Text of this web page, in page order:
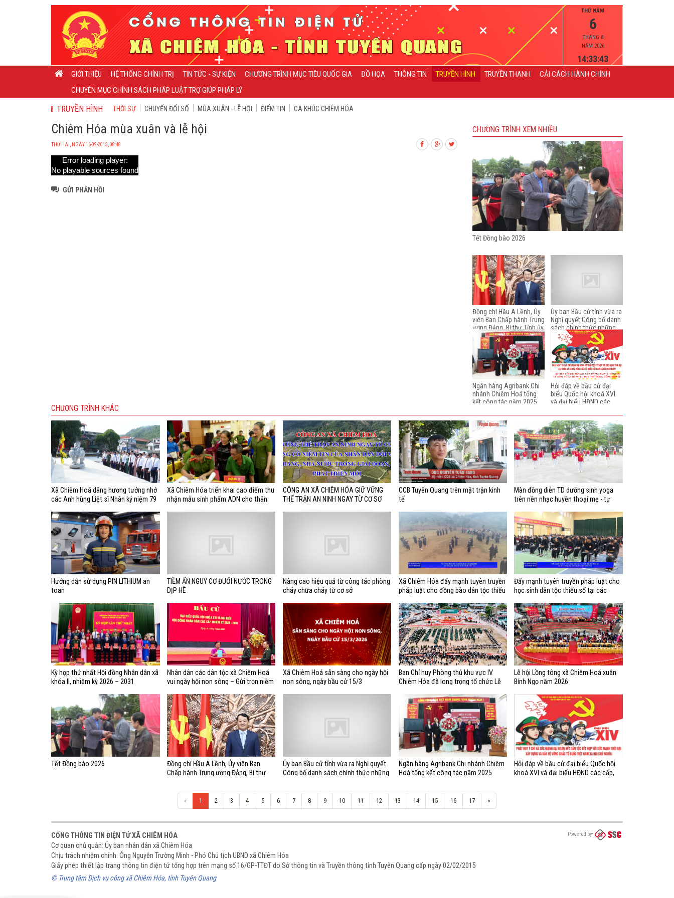
THỨ NĂM
6
THÁNG 8
NĂM 2026
14:33:43
GIỚI THIỆU HỆ THỐNG CHÍNH TRỊ TIN TỨC - SỰ KIỆN CHƯƠNG TRÌNH MỤC TIÊU QUỐC GIA ĐỒ HỌA THÔNG TIN TRUYỀN HÌNH TRUYỀN THANH
CẢI CÁCH HÀNH CHÍNH
CHUYÊN MỤC CHÍNH SÁCH PHÁP LUẬT TRỢ GIÚP PHÁP LÝ
TRUYỀN HÌNH THỜI SỰ CHUYỂN ĐỔI SỐ MÙA XUÂN - LỄ HỘI ĐIỂM TIN CA KHÚC CHIÊM HÓA
Chiêm Hóa mùa xuân và lễ hội
THỨ HAI, NGÀY 16-09-2013, 08:48
Error loading player:
No playable sources found
GỬI PHẢN HỒI
CHƯƠNG TRÌNH XEM NHIỀU
Tết Đồng bào 2026
Đồng chí Hầu A Lềnh, Ủy
viên Ban Chấp hành Trung
ương Đảng, Bí thư Tỉnh ủy,
chúc tết nhân dịp Xuân
Bính Ngọ 2026
Ủy ban Bầu cử tỉnh vừa ra
Nghị quyết Công bố danh
sách chính thức những
người ứng cử đại biểu Hội
đồng nhân dân tỉnh Tuyên
Quang khóa XX, nhiệm kỳ
2026-2031 theo từng đơn
vị bầu cử. Sau đây, chúng
tôi xin giới thiệu danh
sách chính thức những
người ứng cử đại biểu Hội
đồng nhân dân tỉnh Tuyên
2026-2031 từ đơn vị bầu
cử số 1 đến đơn vị bầu cử
số 4
Ngân hàng Agribank Chi
nhánh Chiêm Hoá tổng
kết công tác năm 2025
Hỏi đáp về bầu cử đại
biểu Quốc hội khoá XVI
và đại biểu HĐND các
2031 (từ câu 21 - 40)
CHƯƠNG TRÌNH KHÁC
Xã Chiêm Hoá dâng hương tưởng nhớ
các Anh hùng Liệt sĩ Nhân kỷ niệm 79
(27/7/1947 - 27/7/2026)
Xã Chiêm Hóa triển khai cao điểm thu
nhận mẫu sinh phẩm ADN cho thân
CÔNG AN XÃ CHIÊM HÓA GIỮ VỮNG
THẾ TRẬN AN NINH NGAY TỪ CƠ SƠ
CCB Tuyên Quang trên mặt trận kinh
tế
Màn đồng diễn TD dưỡng sinh yoga
trên nền nhạc huyền thoại mẹ - tự
Hướng dẫn sử dụng PIN LITHIUM an
toan
TIỀM ẨN NGUY CƠ ĐUỐI NƯỚC TRONG
DỊP HÈ
Nâng cao hiệu quả từ công tác phòng
cháy chữa cháy từ cơ sở
Xã Chiêm Hóa đẩy mạnh tuyên truyền
pháp luật cho đồng bào dân tộc thiểu
Đẩy mạnh tuyên truyền pháp luật cho
học sinh dân tộc thiểu số tại các
Kỳ họp thứ nhất Hội đồng Nhân dân xã
khóa II, nhiệm kỳ 2026 – 2031
Nhân dân các dân tộc xã Chiêm Hoá
vui ngày hội non sông – Gửi trọn niềm
Xã Chiêm Hoá sẵn sàng cho ngày hội
non sông, ngày bầu cử 15/3
Ban Chỉ huy Phòng thủ khu vực IV
Chiêm Hóa đã long trọng tổ chức Lễ
Lễ hội Lồng tông xã Chiêm Hoá xuân
Bính Ngọ năm 2026
Tết Đồng bào 2026
Đồng chí Hầu A Lềnh, Ủy viên Ban
Chấp hành Trung ương Đảng, Bí thư
Ủy ban Bầu cử tỉnh vừa ra Nghị quyết
Công bố danh sách chính thức những
kỳ 2026-2031 theo từng đơn vị bầu
cử. Sau đây, chúng tôi xin giới thiệu
đơn vị bầu cử số 4
Ngân hàng Agribank Chi nhánh Chiêm
Hoá tổng kết công tác năm 2025
Hỏi đáp về bầu cử đại biểu Quốc hội
khoá XVI và đại biểu HĐND các cấp,
« 1 2 3 4 5 6 7 8 9 10 11 12 13 14 15 16 17 »
Powered by
CỔNG THÔNG TIN ĐIỆN TỬ XÃ CHIÊM HÓA
Cơ quan chủ quản: Ủy ban nhân dân xã Chiêm Hóa
Chịu trách nhiệm chính: Ông Nguyễn Trường Minh - Phó Chủ tịch UBND xã Chiêm Hóa
Giấy phép thiết lập trang thông tin điện tử tổng hợp trên mạng số 16/GP-TTĐT do Sở thông tin và Truyền thông tỉnh Tuyên Quang cấp ngày 02/02/2015
© Trung tâm Dịch vụ công xã Chiêm Hóa, tỉnh Tuyên Quang